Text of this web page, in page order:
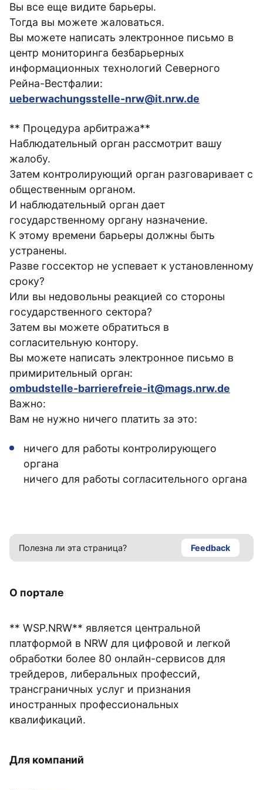
Вы все еще видите барьеры.
Тогда вы можете жаловаться.
Вы можете написать электронное письмо в
центр мониторинга безбарьерных
информационных технологий Северного
Рейна-Вестфалии:
ueberwachungsstelle-nrw@it.nrw.de
** Процедура арбитража**
Наблюдательный орган рассмотрит вашу
жалобу.
Затем контролирующий орган разговаривает с
общественным органом.
И наблюдательный орган дает
государственному органу назначение.
К этому времени барьеры должны быть
устранены.
Разве госсектор не успевает к установленному
сроку?
Или вы недовольны реакцией со стороны
государственного сектора?
Затем вы можете обратиться в
согласительную контору.
Вы можете написать электронное письмо в
примирительный орган:
ombudstelle-barrierefreie-it@mags.nrw.de
Важно:
Вам не нужно ничего платить за это:
ничего для работы контролирующего
органа
ничего для работы согласительного органа
Полезна ли эта страница? Feedback
О портале
** WSP.NRW** является центральной
платформой в NRW для цифровой и легкой
обработки более 80 онлайн-сервисов для
трейдеров, либеральных профессий,
трансграничных услуг и признания
иностранных профессиональных
квалификаций.
Для компаний